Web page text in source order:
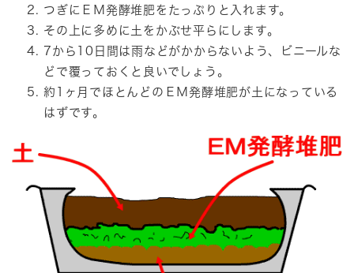
つぎにＥＭ発酵堆肥をたっぷりと入れます。
その上に多めに土をかぶせ平らにします。
7から10日間は雨などがかからないよう、ビニールな
どで覆っておくと良いでしょう。
約1ヶ月でほとんどのＥＭ発酵堆肥が土になっている
はずです。